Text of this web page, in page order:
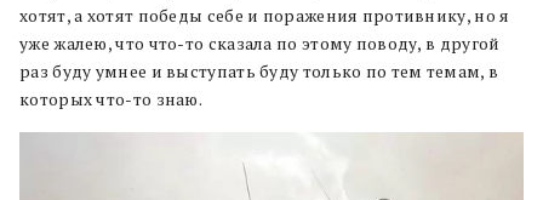
хотят, а хотят победы себе и поражения противнику, но я
уже жалею, что что-то сказала по этому поводу, в другой
раз буду умнее и выступать буду только по тем темам, в
которых что-то знаю.